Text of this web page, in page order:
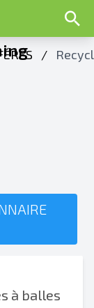
/
à balles